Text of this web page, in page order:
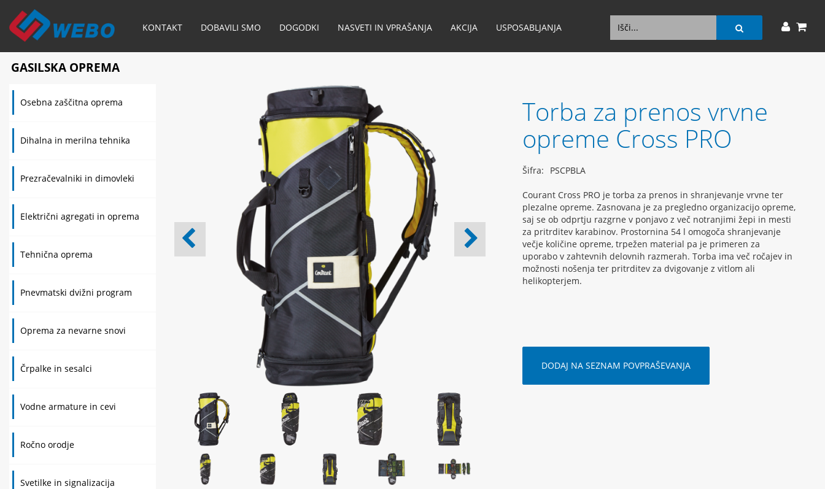
KONTAKT DOBAVILI SMO DOGODKI NASVETI IN VPRAŠANJA AKCIJA USPOSABLJANJA
GASILSKA OPREMA
Osebna zaščitna oprema
Dihalna in merilna tehnika
Prezračevalniki in dimovleki
Električni agregati in oprema
Tehnična oprema
Pnevmatski dvižni program
Oprema za nevarne snovi
Črpalke in sesalci
Vodne armature in cevi
Ročno orodje
Svetilke in signalizacija
Torba za prenos vrvne
opreme Cross PRO
Šifra: PSCPBLA
Courant Cross PRO je torba za prenos in shranjevanje vrvne ter
plezalne opreme. Zasnovana je za pregledno organizacijo opreme,
saj se ob odprtju razgrne v ponjavo z več notranjimi žepi in mesti
za pritrditev karabinov. Prostornina 54 l omogoča shranjevanje
večje količine opreme, trpežen material pa je primeren za
uporabo v zahtevnih delovnih razmerah. Torba ima več ročajev in
možnosti nošenja ter pritrditev za dvigovanje z vitlom ali
helikopterjem.
DODAJ NA SEZNAM POVPRAŠEVANJA